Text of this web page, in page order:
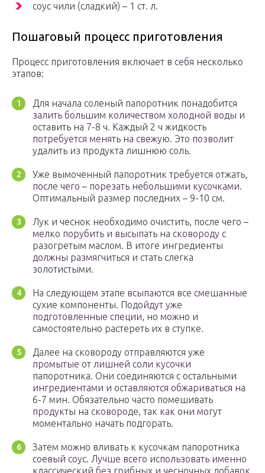
соус чили (сладкий) – 1 ст. л.
Пошаговый процесс приготовления
Процесс приготовления включает в себя несколько
этапов:
Для начала соленый папоротник понадобится
залить большим количеством холодной воды и
оставить на 7-8 ч. Каждый 2 ч жидкость
потребуется менять на свежую. Это позволит
удалить из продукта лишнюю соль.
Уже вымоченный папоротник требуется отжать,
после чего – порезать небольшими кусочками.
Оптимальный размер последних – 9-10 см.
Лук и чеснок необходимо очистить, после чего –
мелко порубить и высыпать на сковороду с
разогретым маслом. В итоге ингредиенты
должны размягчиться и стать слегка
золотистыми.
На следующем этапе всыпаются все смешанные
сухие компоненты. Подойдут уже
подготовленные специи, но можно и
самостоятельно растереть их в ступке.
Далее на сковороду отправляются уже
промытые от лишней соли кусочки
папоротника. Они соединяются с остальными
ингредиентами и оставляются обжариваться на
6-7 мин. Обязательно часто помешивать
продукты на сковороде, так как они могут
моментально начать подгорать.
Затем можно вливать к кусочкам папоротника
соевый соус. Лучше всего использовать именно
классический без грибных и чесночных добавок.